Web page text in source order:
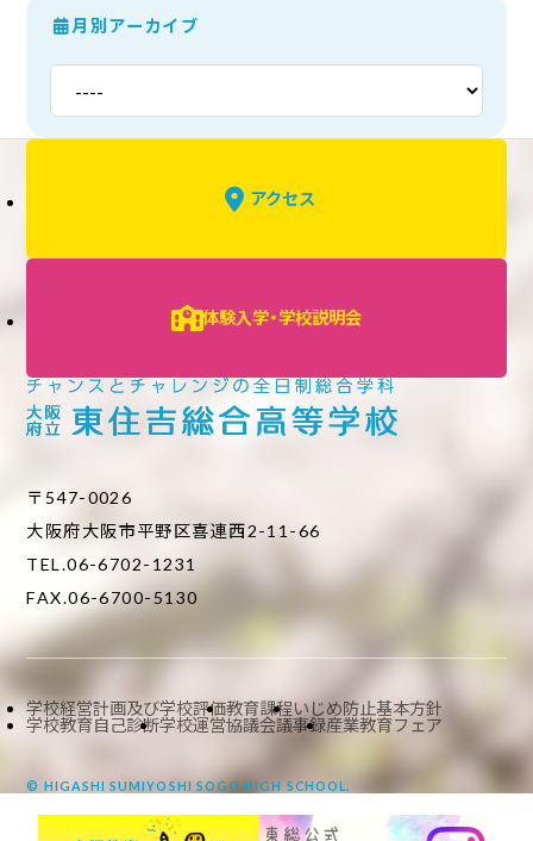
月別アーカイブ
アクセス
体験入学・学校説明会
〒547-0026
大阪府大阪市平野区喜連西2-11-66
TEL.06-6702-1231
FAX.06-6700-5130
学校経営計画及び学校評価教育課程いじめ防止基本方針
学校教育自己診断学校運営協議会議事録産業教育フェア
© HIGASHI SUMIYOSHI SOGO HIGH SCHOOL.